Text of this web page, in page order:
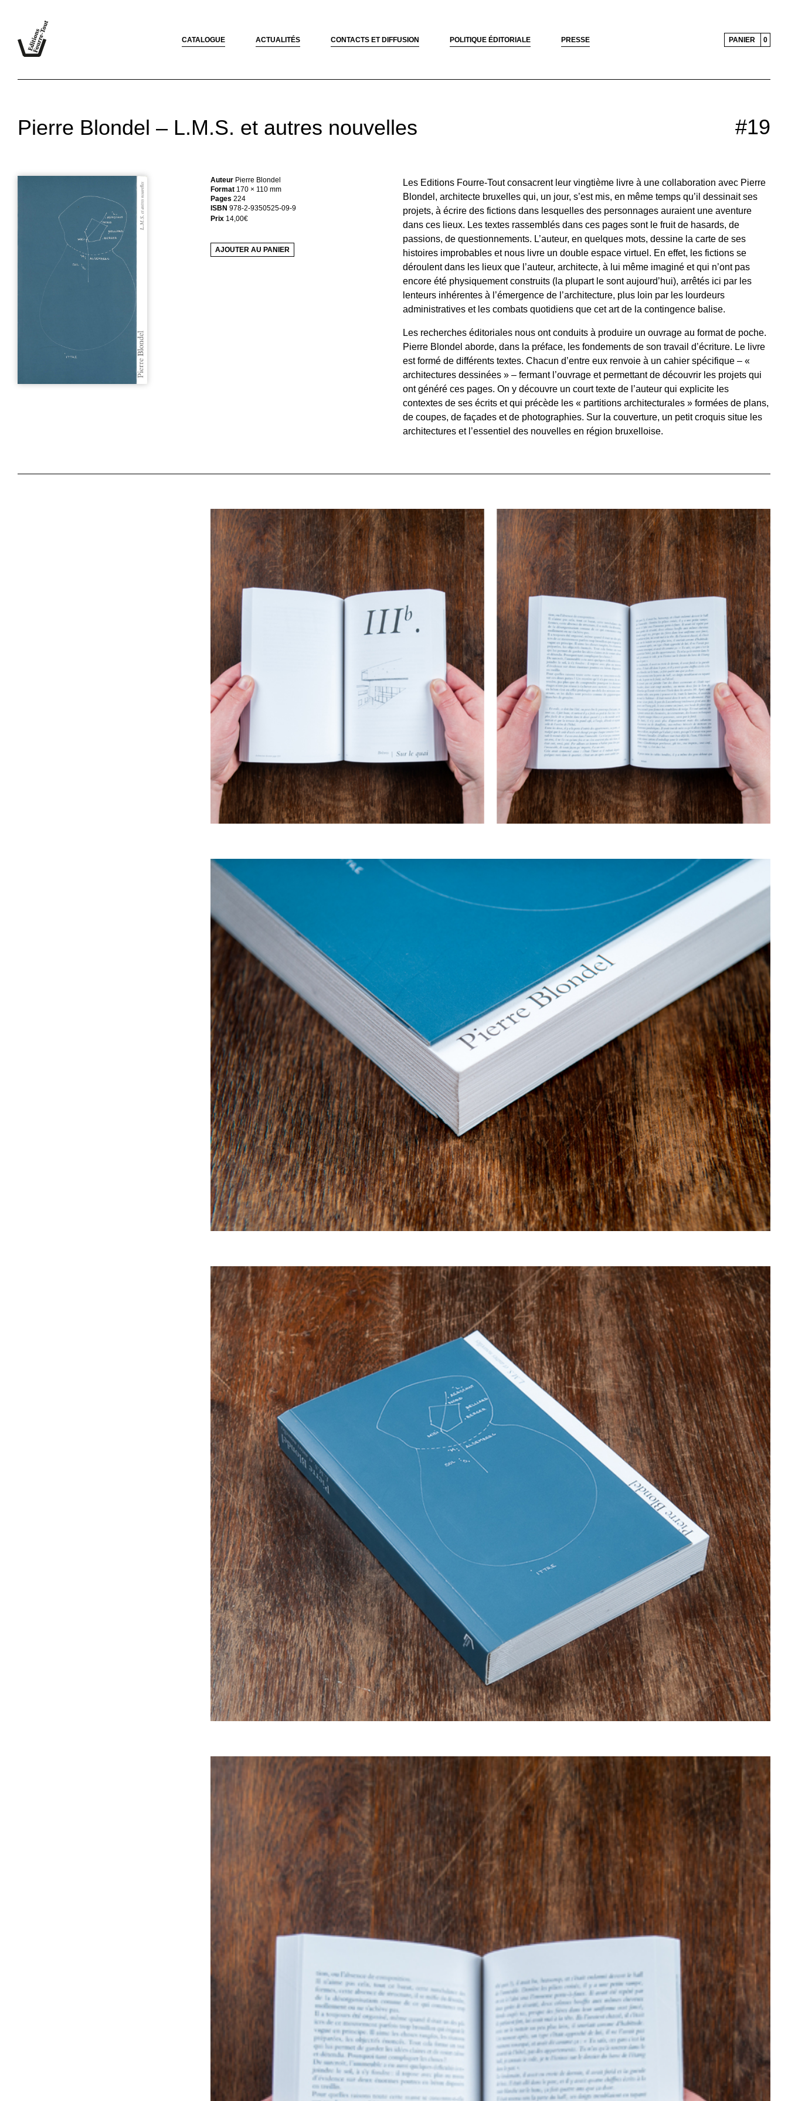
CATALOGUE ACTUALITÉS CONTACTS ET DIFFUSION POLITIQUE ÉDITORIALE PRESSE PANIER 0
Pierre Blondel – L.M.S. et autres nouvelles #19
AuteurPierre Blondel
Format170 × 110 mm
Pages 224
ISBN 978-2-9350525-09-9
Prix 14,00€
AJOUTER AU PANIER
Les Editions Fourre-Tout consacrent leur vingtième livre à une collaboration avec Pierre
Blondel, architecte bruxelles qui, un jour, s’est mis, en même temps qu’il dessinait ses
projets, à écrire des fictions dans lesquelles des personnages auraient une aventure
dans ces lieux. Les textes rassemblés dans ces pages sont le fruit de hasards, de
passions, de questionnements. L’auteur, en quelques mots, dessine la carte de ses
histoires improbables et nous livre un double espace virtuel. En effet, les fictions se
déroulent dans les lieux que l’auteur, architecte, à lui même imaginé et qui n’ont pas
encore été physiquement construits (la plupart le sont aujourd’hui), arrêtés ici par les
lenteurs inhérentes à l’émergence de l’architecture, plus loin par les lourdeurs
administratives et les combats quotidiens que cet art de la contingence balise.
Les recherches éditoriales nous ont conduits à produire un ouvrage au format de poche.
Pierre Blondel aborde, dans la préface, les fondements de son travail d’écriture. Le livre
est formé de différents textes. Chacun d’entre eux renvoie à un cahier spécifique – «
architectures dessinées » – fermant l’ouvrage et permettant de découvrir les projets qui
ont généré ces pages. On y découvre un court texte de l’auteur qui explicite les
contextes de ses écrits et qui précède les « partitions architecturales » formées de plans,
de coupes, de façades et de photographies. Sur la couverture, un petit croquis situe les
architectures et l’essentiel des nouvelles en région bruxelloise.